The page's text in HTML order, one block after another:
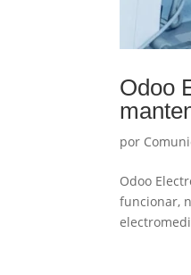
Odoo
por
Odoo
funcionar,